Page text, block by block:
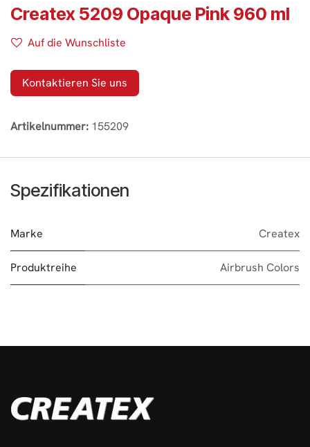
Createx 5209 Opaque Pink 960 ml
Auf die Wunschliste
Kontaktieren Sie uns
Artikelnummer: 155209
Spezifikationen
Marke Createx
Produktreihe Airbrush Colors